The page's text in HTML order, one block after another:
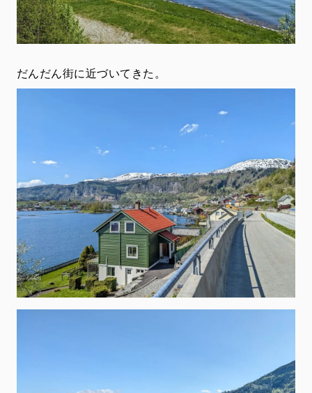
だんだん街に近づいてきた。